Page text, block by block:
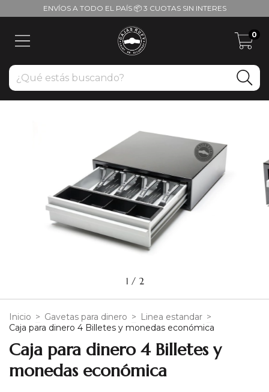
ENVÍOS A TODO EL PAÍS 📦 3 CUOTAS SIN INTERES
0
1 / 2
Inicio > Gavetas para dinero > Linea estandar >
Caja para dinero 4 Billetes y monedas económica
Caja para dinero 4 Billetes y
monedas económica